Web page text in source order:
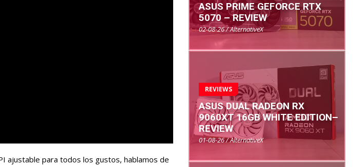
ajustable para todos los gustos, hablamos de
ASUS PRIME GEFORCE RTX
5070 – REVIEW
02-08-26 / AlternativeX
REVIEWS
ASUS DUAL RADEON RX
9060XT 16GB WHITE EDITION–
REVIEW
01-08-26 / AlternativeX